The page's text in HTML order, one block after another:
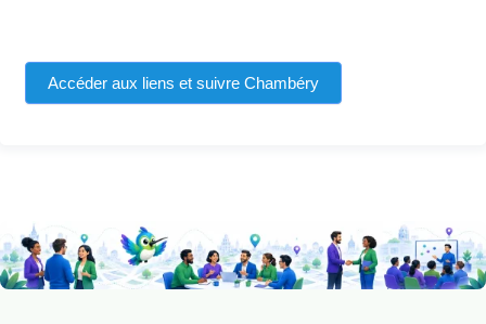
Accéder aux liens et suivre Chambéry